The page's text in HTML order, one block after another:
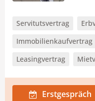
Servitutsvertrag
Immobilienkaufvertrag
Leasingvertrag
Erstgespräch